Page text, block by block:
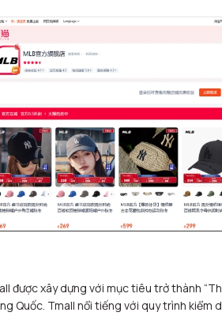
được xây dựng với mục tiêu trở thành
Quốc. Tmall nổi tiếng với quy trình kiểm